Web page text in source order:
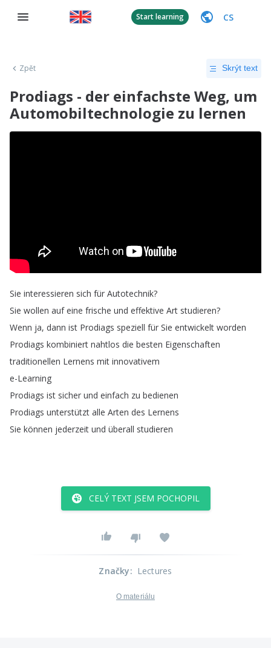
Start learning CS
Zpět Skrýt text
Prodiags - der einfachste Weg, um
Automobiltechnologie zu lernen
Sie interessieren sich für Autotechnik?
Sie wollen auf eine frische und effektive Art studieren?
Wenn ja, dann ist Prodiags speziell für Sie entwickelt worden
Prodiags kombiniert nahtlos die besten Eigenschaften
traditionellen Lernens mit innovativem
e-Learning
Prodiags ist sicher und einfach zu bedienen
Prodiags unterstützt alle Arten des Lernens
Sie können jederzeit und überall studieren
CELÝ TEXT JSEM POCHOPIL
Značky: Lectures
O materiálu